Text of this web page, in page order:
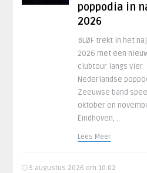
poppodia in
2026
BLØF trekt in het
2026 met een
clubtour langs vier
Nederlandse
Zeeuwse band
oktober en
Eindhoven, ..
Lees Meer
5 augustus 2026 om 10:02